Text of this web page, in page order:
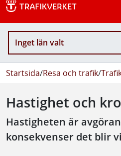
Inget län valt
Startsida/Resa och trafik/
Hastighet och
Hastigheten är
konsekvenser det blir